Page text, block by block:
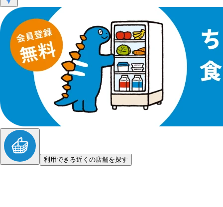
利用できる近くの店舗を探す